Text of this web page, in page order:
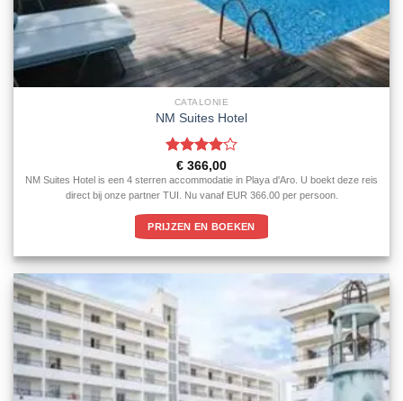
CATALONIE
NM Suites Hotel
Gewaardeerd
4uit 5
€ 366,00
NM Suites Hotel is een 4 sterren accommodatie in Playa d'Aro. U boekt deze reis
direct bij onze partner TUI. Nu vanaf EUR 366.00 per persoon.
PRIJZEN EN BOEKEN